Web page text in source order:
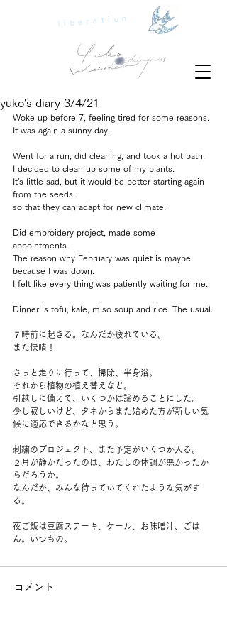
liberation
yuko's diary 3/4/21
Woke up before 7, feeling tired for some reasons.
It was again a sunny day.
Went for a run, did cleaning, and took a hot bath.
I decided to clean up some of my plants.
It's little sad, but it would be better starting again
from the seeds,
so that they can adapt for new climate.
Did embroidery project, made some
appointments.
The reason why February was quiet is maybe
because I was down.
I felt like every thing was patiently waiting for me.
Dinner is tofu, kale, miso soup and rice. The usual.
７時前に起きる。なんだか疲れている。
また快晴！
さっと走りに行って、掃除、半身浴。
それから植物の植え替えなど。
引越しに備えて、いくつかは諦めることにした。
少し寂しいけど、タネからまた始めた方が新しい気
候に適応できるかなと思う。
刺繍のプロジェクト、また予定がいくつか入る。
２月が静かだったのは、わたしの体調が悪かったか
らだろうか。
なんだか、みんな待っていてくれたような気がす
る。
夜ご飯は豆腐ステーキ、ケール、お味噌汁、ごは
ん。いつもの。
コメント